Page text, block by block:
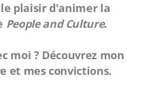
plaisir d'animer la
People and Culture.
moi ? Découvrez mon
et mes convictions.